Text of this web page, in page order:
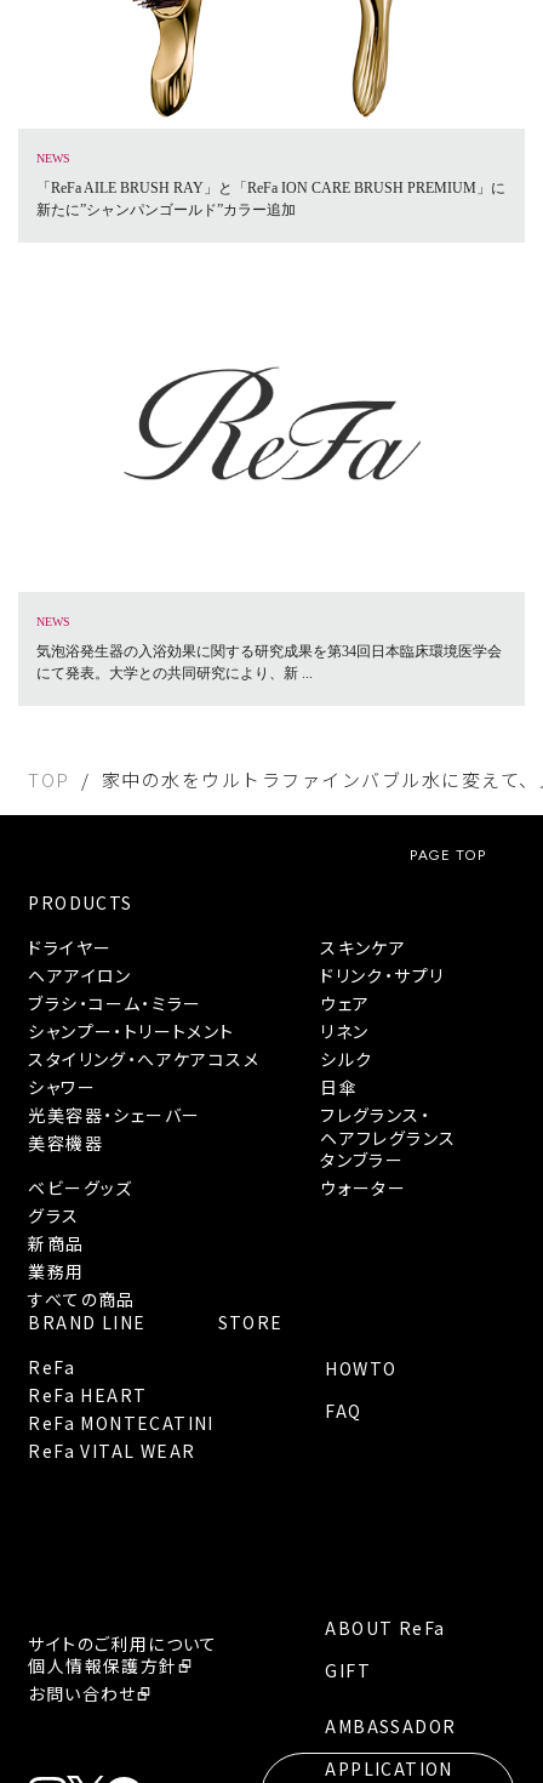
NEWS
「ReFa AILE BRUSH RAY」と「ReFa ION CARE BRUSH PREMIUM」に
新たに”シャンパンゴールド”カラー追加
NEWS
気泡浴発生器の入浴効果に関する研究成果を第34回日本臨床環境医学会
にて発表。大学との共同研究により、新 ...
TOP 家中の水をウルトラファインバブル水に変えて
PAGE TOP
PRODUCTS
ドライヤー
ヘアアイロン
ブラシ・コーム・ミラー
シャンプー・トリートメント
スタイリング・へアケアコスメ
シャワー
光美容器・シェーバー
美容機器
スキンケア
ドリンク・サプリ
ウェア
リネン
シルク
日傘
フレグランス・
ヘアフレグランス
タンブラー
ベビーグッズ
ウォーター
グラス
新商品
業務用
すべての商品
HOWTO
FAQ
BRAND LINE
ReFa
ReFa HEART
ReFa MONTECATINI
ReFa VITAL WEAR
STORE
ABOUT ReFa
GIFT
AMBASSADOR
APPLICATION
サイトのご利用について
個人情報保護方針
お問い合わせ